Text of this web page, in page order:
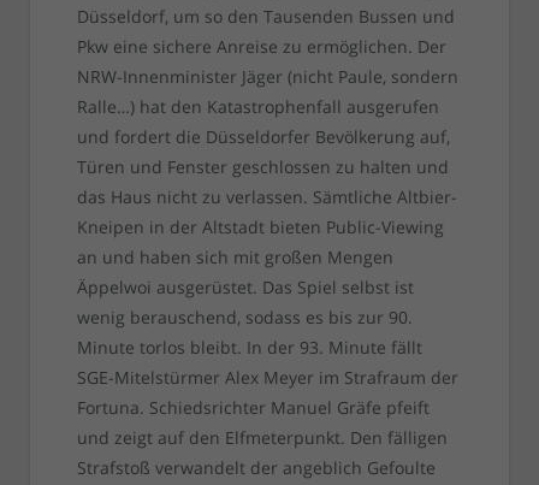
Düsseldorf, um so den Tausenden Bussen und
Pkw eine sichere Anreise zu ermöglichen. Der
NRW-Innenminister Jäger (nicht Paule, sondern
Ralle…) hat den Katastrophenfall ausgerufen
und fordert die Düsseldorfer Bevölkerung auf,
Türen und Fenster geschlossen zu halten und
das Haus nicht zu verlassen. Sämtliche Altbier-
Kneipen in der Altstadt bieten Public-Viewing
an und haben sich mit großen Mengen
Äppelwoi ausgerüstet. Das Spiel selbst ist
wenig berauschend, sodass es bis zur 90.
Minute torlos bleibt. In der 93. Minute fällt
SGE-Mitelstürmer Alex Meyer im Strafraum der
Fortuna. Schiedsrichter Manuel Gräfe pfeift
und zeigt auf den Elfmeterpunkt. Den fälligen
Strafstoß verwandelt der angeblich Gefoulte